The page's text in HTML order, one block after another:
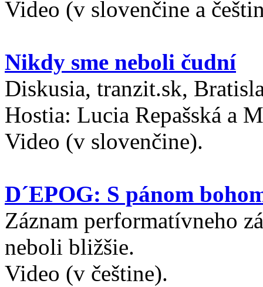
Video (v slovenčine a
Nikdy sme neboli čudní
Diskusia, tranzit.sk,
Hostia: Lucia Repašská a
Video (v slovenčine).
D´EPOG: S pánom
Záznam performatívneho
neboli bližšie.
Video (v češtine).